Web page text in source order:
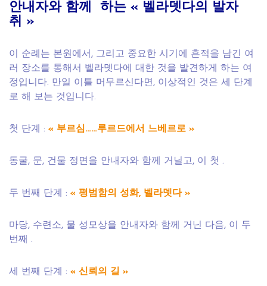
안내자와 함께 하는 « 벨라뎃다의
발자
취
»
이 순례는 본원에서, 그리고 중요한 시기에 흔적을 남긴 여
러 장소를 통해서 벨라뎃다에 대한 것을 발견하게 하는 여
정입니다. 만일 이틀 머무르신다면, 이상적인 것은 세 단계
로 해 보는 것입니다.
첫 단계 : « 부르심……루르드에서 느베르로 »
동굴, 문, 건물 정면을 안내자와 함께 거닐고, 이 첫 .
두 번째 단계 : « 평범함의 성화, 벨라뎃다 »
마당, 수련소, 물 성모상을 안내자와 함께 거닌 다음, 이 두
번째 .
세 번째 단계 : « 신뢰의 길 »